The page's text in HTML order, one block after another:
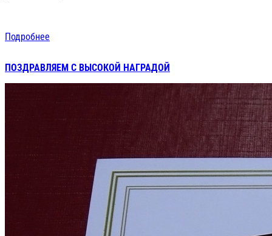
Подробнее
ПОЗДРАВЛЯЕМ С ВЫСОКОЙ НАГРАДОЙ